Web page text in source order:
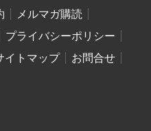
メルマガ購読
プライバシーポリシー
イトマップ
お問合せ